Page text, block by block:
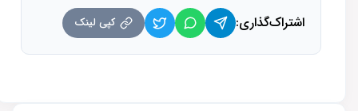
اشتراک‌گذاری: کپی لینک